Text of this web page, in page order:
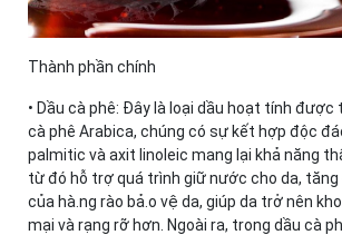
Thành phần chính
• Dầu cà phê: Đây là loại dầu hoạt tính được
cà phê Arabica, chúng có sự kết hợp độc
palmitic và axit linoleic mang lại khả năng
từ đó hỗ trợ quá trình giữ nước cho da,
của hà.ng rào bả.o vệ da, giúp da trở nên
mại và rạng rỡ hơn. Ngoài ra, trong dầu cà